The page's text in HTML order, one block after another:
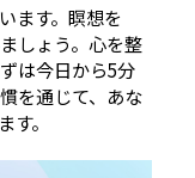
ます。瞑想を
しょう。心を整
は今日から5分
を通じて、あな
。